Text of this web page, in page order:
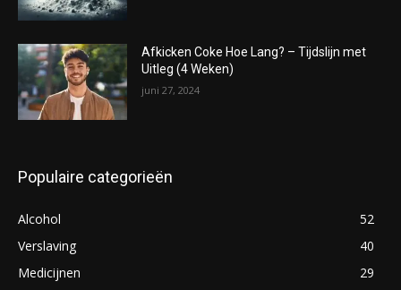
Afkicken Coke Hoe Lang? – Tijdslijn met
Uitleg (4 Weken)
juni 27, 2024
Populaire categorieën
Alcohol
52
Verslaving
40
Medicijnen
29